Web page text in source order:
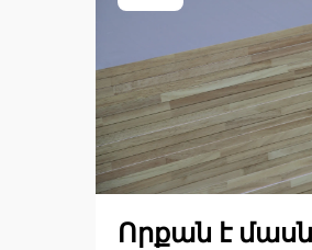
Որքան է